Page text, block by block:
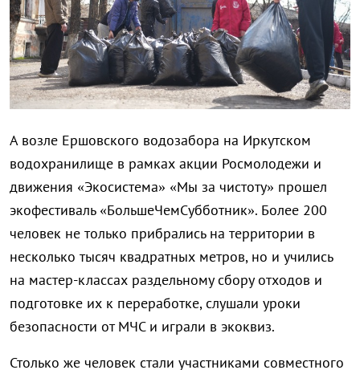
А возле Ершовского водозабора на Иркутском
водохранилище в рамках акции Росмолодежи и
движения «Экосистема» «Мы за чистоту» прошел
экофестиваль «БольшеЧемСубботник». Более 200
человек не только прибрались на территории в
несколько тысяч квадратных метров, но и учились
на мастер-классах раздельному сбору отходов и
подготовке их к переработке, слушали уроки
безопасности от МЧС и играли в экоквиз.
Столько же человек стали участниками совместного